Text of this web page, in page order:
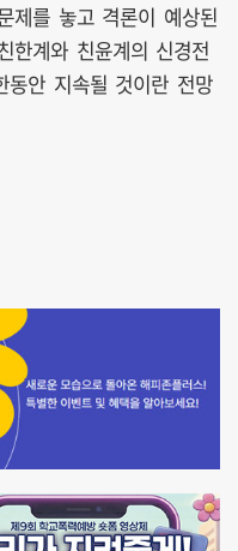
제를 놓고 격론이 예상된
한계와 친윤계의 신경전
안 지속될 것이란 전망